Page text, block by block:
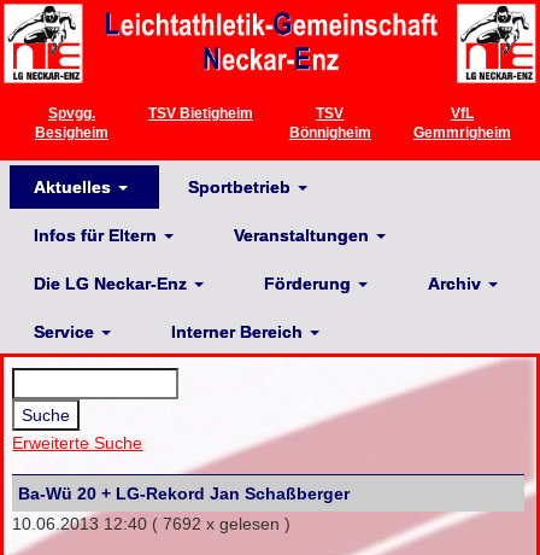
Spvgg.
Besigheim
TSV Bietigheim
TSV
Bönnigheim
VfL
Gemmrigheim
Aktuelles Sportbetrieb
Infos für Eltern Veranstaltungen
Die LG Neckar-Enz Förderung Archiv
Service Interner Bereich
Erweiterte Suche
Ba-Wü 20 + LG-Rekord Jan Schaßberger
10.06.2013 12:40 ( 7692 x gelesen )